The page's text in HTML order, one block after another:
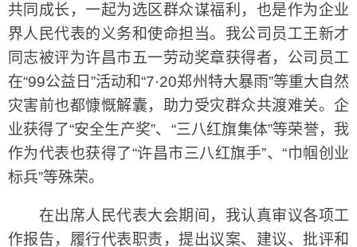
共同成长，一起为选区群众谋福利，也是作为企业
界人民代表的义务和使命担当。我公司员工王新才
同志被评为许昌市五一劳动奖章获得者，公司员工
在“99公益日”活动和“7·20郑州特大暴雨”等重大自然
灾害前也都慷慨解囊，助力受灾群众共渡难关。企
业获得了“安全生产奖”、“三八红旗集体”等荣誉，我
作为代表也获得了“许昌市三八红旗手”、“巾帼创业
标兵”等殊荣。
在出席人民代表大会期间，我认真审议各项工
作报告，履行代表职责，提出议案、建议、批评和